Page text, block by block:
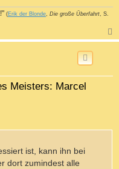
(Erik der Blonde, Die große Überfahrt, S.
a
Meisters: Marcel
ist, kann ihn bei
dort zumindest alle